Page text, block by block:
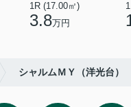
1R (17.00㎡)
3.8万円
シャルムＭＹ（洋光台）